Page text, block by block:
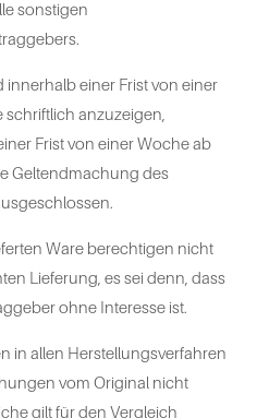
sonstigen
innerhalb einer Frist von einer
anzuzeigen,
Frist von einer Woche ab
Geltendmachung des
Ware berechtigen nicht
Lieferung, es sei denn, dass
ohne Interesse ist.
in allen Herstellungsverfahren
vom Original nicht
gilt für den Vergleich